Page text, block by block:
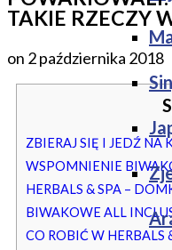
TAKIE RZECZY
on 2 października 2018
ZBIERAJ SIĘ I JEDŹ NA
WSPOMNIENIE
HERBALS & SPA –
BIWAKOWE ALL
CO ROBIĆ W HERBALS